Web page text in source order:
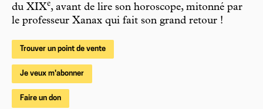
du XIXe, avant de lire son horoscope, mitonné par
le professeur Xanax qui fait son grand retour !
Trouver un point de vente
Je veux m'abonner
Faire un don